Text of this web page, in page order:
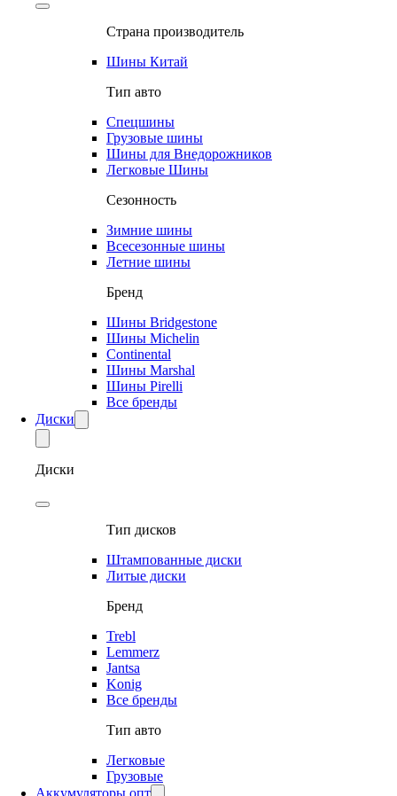
Страна производитель
Шины Китай
Тип авто
Спецшины
Грузовые шины
Шины для Внедорожников
Легковые Шины
Сезонность
Зимние шины
Всесезонные шины
Летние шины
Бренд
Шины Bridgestone
Шины Michelin
Continental
Шины Marshal
Шины Pirelli
Все бренды
Диски
Диски
Тип дисков
Штампованные диски
Литые диски
Бренд
Trebl
Lemmerz
Jantsa
Konig
Все бренды
Тип авто
Легковые
Грузовые
Аккумуляторы опт